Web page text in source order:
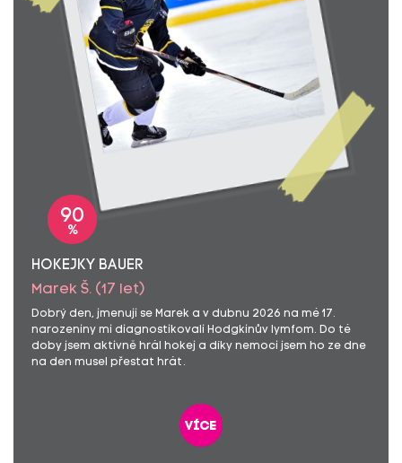
90
%
HOKEJKY BAUER
Marek Š. (17 let)
Dobrý den, jmenuji se Marek a v dubnu 2026 na mé 17.
narozeniny mi diagnostikovali Hodgkinův lymfom. Do té
doby jsem aktivně hrál hokej a díky nemoci jsem ho ze dne
na den musel přestat hrát.
více